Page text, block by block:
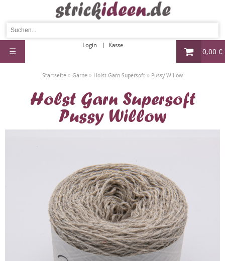
0,00 €
Login Kasse
☰
Startseite » Garne » Holst Garn Supersoft » Pussy Willow
Holst Garn Supersoft
Pussy Willow